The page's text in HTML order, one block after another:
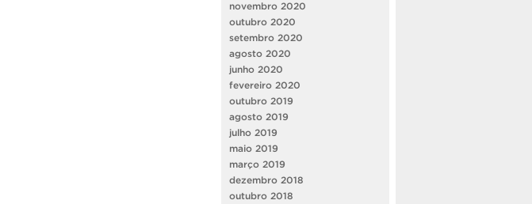
novembro 2020
outubro 2020
setembro 2020
agosto 2020
junho 2020
fevereiro 2020
outubro 2019
agosto 2019
julho 2019
maio 2019
março 2019
dezembro 2018
outubro 2018